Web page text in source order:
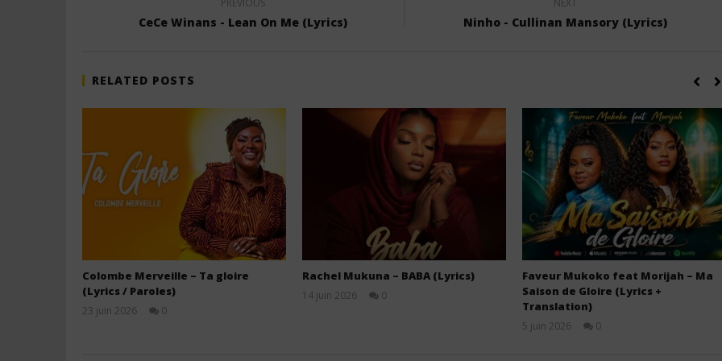
PREVIOUS
CeCe Winans - Lean On Me (Lyrics)
NEXT
Ninho - Cullinan Mansory (Lyrics)
RELATED POSTS
Colombe Merveille – Ta gloire
(Lyrics / Paroles)
23 juin 2026
0
Rachel Mukuna – BABA (Lyrics)
14 juin 2026
0
Faveur Mukoko feat Morijah – Ma
Saison de Gloire (Lyrics +
Translation)
5 juin 2026
0